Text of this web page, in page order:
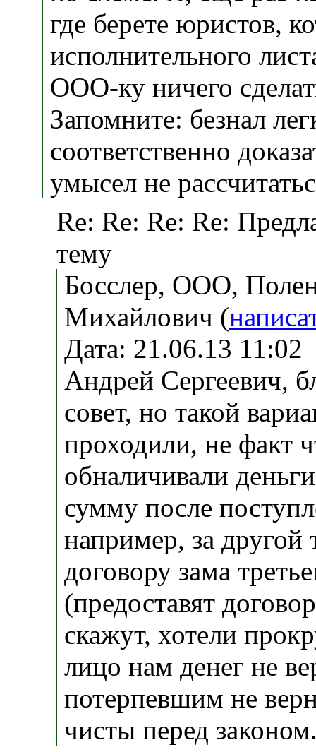
где берете юристов,
исполнительного
ООО-ку ничего
Запомните: безнал
соответственно
умысел не
Re: Re: Re: Re:
тему
Босслер, ООО,
Михайлович (
Дата: 21.06.13
Андрей Сергеевич,
совет, но такой
проходили, не факт
обналичивали
сумму после
например, за другой
договору зама
(предоставят
скажут, хотели
лицо нам денег не
потерпевшим не
чисты перед